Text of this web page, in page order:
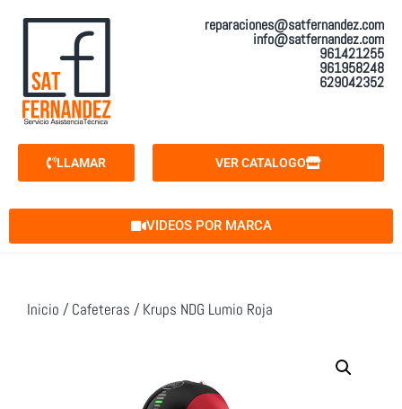
reparaciones@satfernandez.com
info@satfernandez.com
961421255
961958248
629042352
LLAMAR VER CATALOGO
VIDEOS POR MARCA
Inicio / Cafeteras / Krups NDG Lumio Roja